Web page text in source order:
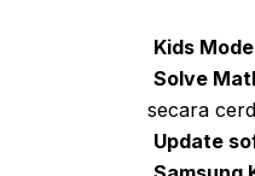
Kids Mode
Solve
secara
Update